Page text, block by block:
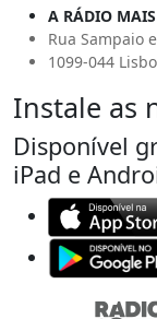
A RÁDIO
Rua Sampaio
1099-044
Instale as
Disponível
iPad e